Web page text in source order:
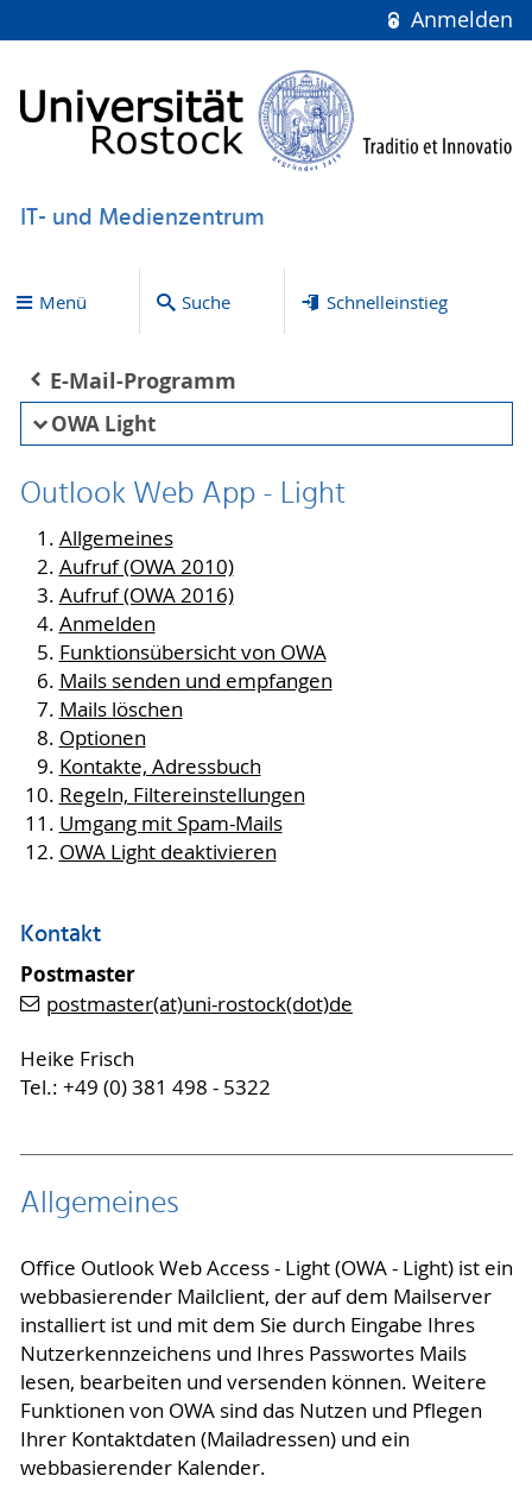
Anmelden
IT- und Medienzentrum
Menü Suche Schnelleinstieg
E-Mail-Programm
OWA Light
Outlook Web App - Light
Allgemeines
Aufruf (OWA 2010)
Aufruf (OWA 2016)
Anmelden
Funktionsübersicht von OWA
Mails senden und empfangen
Mails löschen
Optionen
Kontakte, Adressbuch
Regeln, Filtereinstellungen
Umgang mit Spam-Mails
OWA Light deaktivieren
Kontakt
Postmaster
postmaster(at)uni-rostock(dot)de
Heike Frisch
Tel.: +49 (0) 381 498 - 5322
Allgemeines
Office Outlook Web Access - Light (OWA - Light) ist ein
webbasierender Mailclient, der auf dem Mailserver
installiert ist und mit dem Sie durch Eingabe Ihres
Nutzerkennzeichens und Ihres Passwortes Mails
lesen, bearbeiten und versenden können. Weitere
Funktionen von OWA sind das Nutzen und Pflegen
Ihrer Kontaktdaten (Mailadressen) und ein
webbasierender Kalender.